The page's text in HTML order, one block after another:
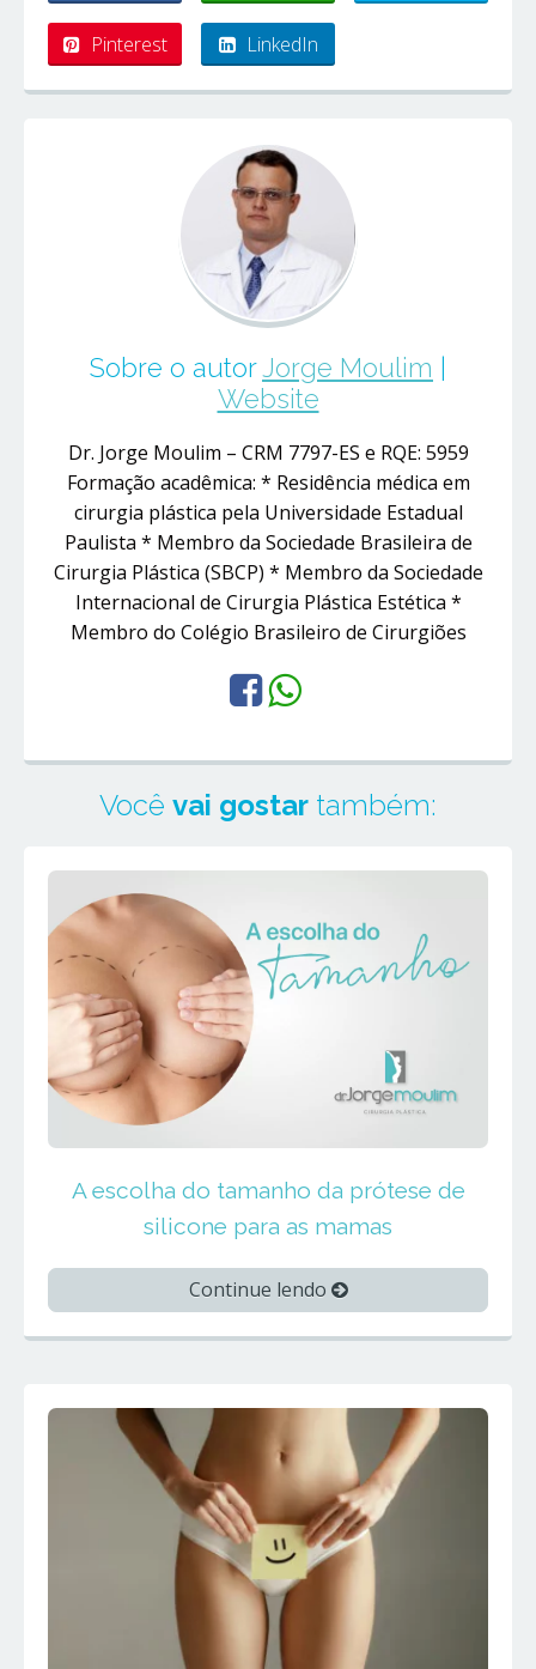
Pinterest LinkedIn
Sobre o autorJorge Moulim
Website
Dr. Jorge Moulim – CRM 7797-ES e RQE: 5959
Formação acadêmica: * Residência médica em
cirurgia plástica pela Universidade Estadual
Paulista * Membro da Sociedade Brasileira de
Cirurgia Plástica (SBCP) * Membro da Sociedade
Internacional de Cirurgia Plástica Estética *
Membro do Colégio Brasileiro de Cirurgiões
Você vai gostar também:
A escolha do tamanho da prótese de
silicone para as mamas
Continue lendo